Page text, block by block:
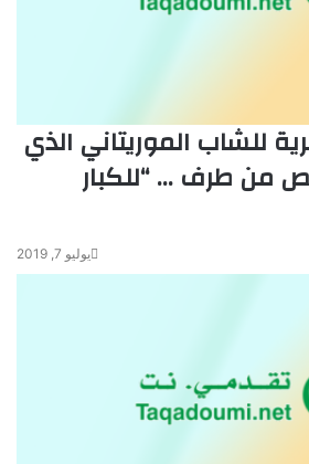
للشاب الموريتاني الذي
من طرف … “للكبار
يوليو 7, 2019